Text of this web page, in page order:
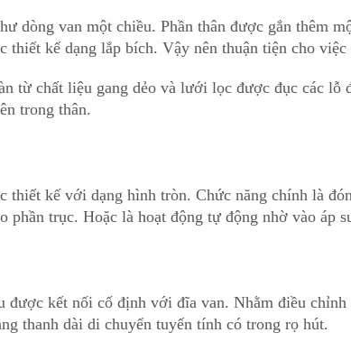
dòng van một chiều. Phần thân được gắn thêm
thiết kế dạng lắp bích. Vậy nên thuận tiện cho
từ chất liệu gang dẻo và lưới lọc được đục các lỗ
trong thân.
kế với dạng hình tròn. Chức năng chính là
phần trục. Hoặc là hoạt động tự động nhờ vào áp
được kết nối cố định với đĩa van. Nhằm điều
thanh dài di chuyển tuyến tính có trong rọ hút.